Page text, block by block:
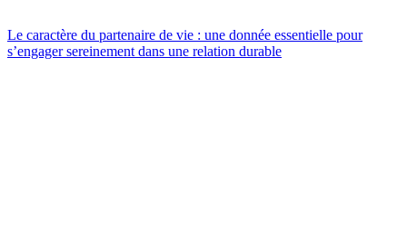
Le caractère du partenaire de vie : une donnée essentielle pour
s’engager sereinement dans une relation durable